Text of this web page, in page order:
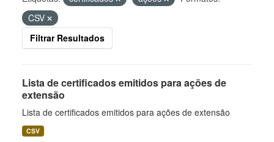
CSV
Filtrar Resultados
Lista de certificados emitidos para ações de
extensão
Lista de certificados emitidos para ações de extensão
CSV